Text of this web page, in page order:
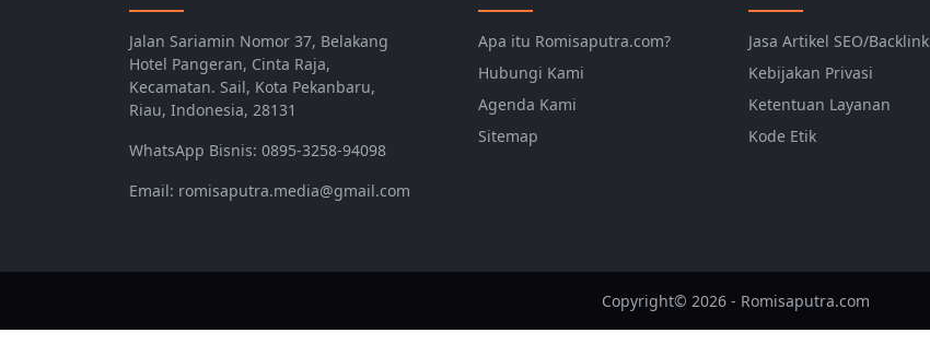
Jalan Sariamin Nomor 37, Belakang
Hotel Pangeran, Cinta Raja,
Kecamatan. Sail, Kota Pekanbaru,
Riau, Indonesia, 28131
WhatsApp Bisnis: 0895-3258-94098
Email: romisaputra.media@gmail.com
Apa itu Romisaputra.com?
Hubungi Kami
Agenda Kami
Sitemap
Jasa Artikel SEO/Backlink
Kebijakan Privasi
Ketentuan Layanan
Kode Etik
Copyright© 2026 - Romisaputra.com